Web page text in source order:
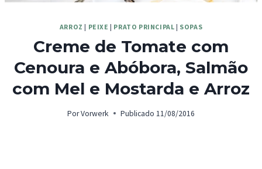
ARROZ | PEIXE | PRATO PRINCIPAL | SOPAS
Creme de Tomate com
Cenoura e Abóbora, Salmão
com Mel e Mostarda e Arroz
PorVorwerk Publicado 11/08/2016